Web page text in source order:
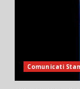
Comunicati